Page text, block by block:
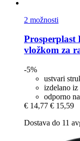
2 možnosti
Prosperplast
vložkom za
-5%
ustvari
izdelano iz
odporno
€ 14,77 € 15,59
Dostava do 11